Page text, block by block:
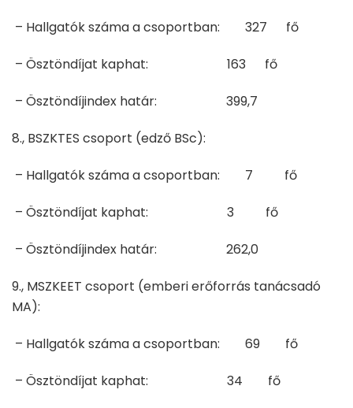
– Hallgatók száma a csoportban: 327 fő
– Ösztöndíjat kaphat: 163 fő
– Ösztöndíjindex határ: 399,7
8., BSZKTES csoport (edző BSc):
– Hallgatók száma a csoportban: 7 fő
– Ösztöndíjat kaphat: 3 fő
– Ösztöndíjindex határ: 262,0
9., MSZKEET csoport (emberi erőforrás tanácsadó
MA):
– Hallgatók száma a csoportban: 69 fő
– Ösztöndíjat kaphat: 34 fő